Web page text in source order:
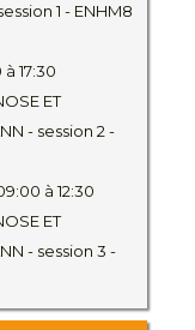
1 - ENHM8
17:30
ET
- session 2 -
à 12:30
ET
- session 3 -